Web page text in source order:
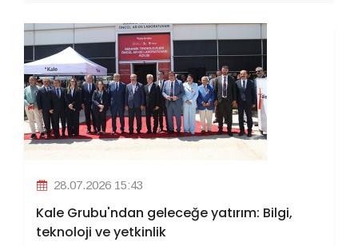
28.07.2026 15:43
Kale Grubu'ndan geleceğe yatırım: Bilgi,
teknoloji ve yetkinlik